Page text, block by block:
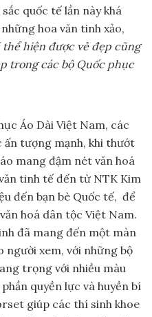
quốc tế lần này khá
hoa văn tinh xảo,
thể hiện được vẻ đẹp cũng
trong các bộ Quốc phục
Áo Dài Việt Nam, các
ấn tượng mạnh, khi thướt
mang đậm nét văn hoá
tinh tế đến từ NTK Kim
đến bạn bè Quốc tế, để
hoá dân tộc Việt Nam.
đã mang đến một màn
xem, với những bộ
trọng với nhiều màu
quyền lực và huyền bí
giúp các thí sinh khoe